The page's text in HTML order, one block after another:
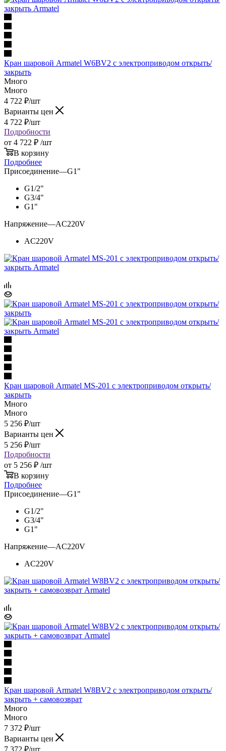
Кран шаровой Armatel W6BV2 с электроприводом открыть/
закрыть
Много
Много
4 722 ₽/шт
Варианты цен
4 722 ₽/шт
Подробности
от 4 722 ₽ /шт
В корзину
Подробнее
Присоединение—G1"
G1/2"
G3/4"
G1"
Напряжение—AC220V
AC220V
Кран шаровой Armatel MS-201 с электроприводом открыть/
закрыть
Много
Много
5 256 ₽/шт
Варианты цен
5 256 ₽/шт
Подробности
от 5 256 ₽ /шт
В корзину
Подробнее
Присоединение—G1"
G1/2"
G3/4"
G1"
Напряжение—AC220V
AC220V
Кран шаровой Armatel W8BV2 с электроприводом открыть/
закрыть + самовозврат
Много
Много
7 372 ₽/шт
Варианты цен
7 372 ₽/шт